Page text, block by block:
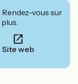
Rendez-vous sur
Site web